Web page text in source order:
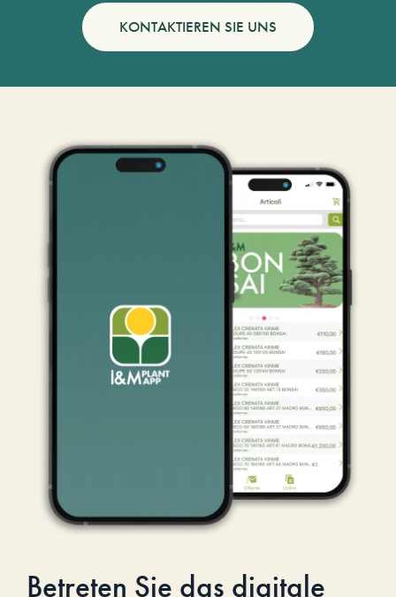
KONTAKTIEREN SIE UNS
Betreten Sie das digitale